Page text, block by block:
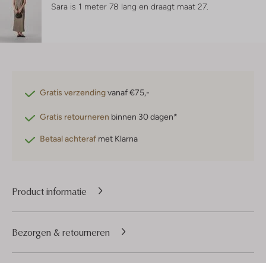
Sara is 1 meter 78 lang en draagt maat 27.
Gratis verzendingvanaf €75,-
Gratis retourneren binnen 30 dagen*
Betaal achteraf met Klarna
Product informatie
Bezorgen & retourneren